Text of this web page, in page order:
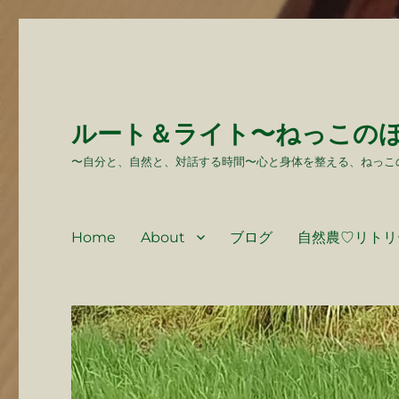
ルート＆ライト〜ねっこの
〜自分と、自然と、対話する時間〜心と身体を整える、ねっ
Home About ブログ 自然農♡リト